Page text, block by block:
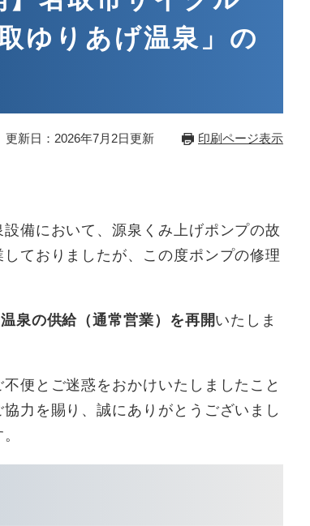
ゆりあげ温泉」の
更新日：2026年7月2日更新 印刷ページ表示
備において、源泉くみ上げポンプの故
ておりましたが、この度ポンプの修理
泉の供給（通常営業）を再開いたしま
便とご迷惑をおかけいたしましたこと
力を賜り、誠にありがとうございまし